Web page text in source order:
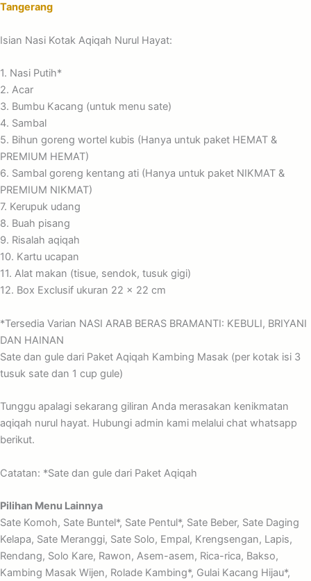
Tangerang
Isian Nasi Kotak Aqiqah Nurul Hayat:
1. Nasi Putih*
2. Acar
3. Bumbu Kacang (untuk menu sate)
4. Sambal
5. Bihun goreng wortel kubis (Hanya untuk paket HEMAT &
PREMIUM HEMAT)
6. Sambal goreng kentang ati (Hanya untuk paket NIKMAT &
PREMIUM NIKMAT)
7. Kerupuk udang
8. Buah pisang
9. Risalah aqiqah
10. Kartu ucapan
11. Alat makan (tisue, sendok, tusuk gigi)
12. Box Exclusif ukuran 22 x 22 cm
*Tersedia Varian NASI ARAB BERAS BRAMANTI: KEBULI, BRIYANI
DAN HAINAN
Sate dan gule dari Paket Aqiqah Kambing Masak (per kotak isi 3
tusuk sate dan 1 cup gule)
Tunggu apalagi sekarang giliran Anda merasakan kenikmatan
aqiqah nurul hayat. Hubungi admin kami melalui chat whatsapp
berikut.
Catatan: *Sate dan gule dari Paket Aqiqah
Pilihan Menu Lainnya
Sate Komoh, Sate Buntel*, Sate Pentul*, Sate Beber, Sate Daging
Kelapa, Sate Meranggi, Sate Solo, Empal, Krengsengan, Lapis,
Rendang, Solo Kare, Rawon, Asem-asem, Rica-rica, Bakso,
Kambing Masak Wijen, Rolade Kambing*, Gulai Kacang Hijau*,